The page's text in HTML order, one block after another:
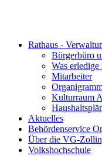
Rathaus -
Bürgerbüro
Was
Mitarbeiter
Kulturraum
Aktuelles
Behördenservice
Über die VG-
Volkshochschule